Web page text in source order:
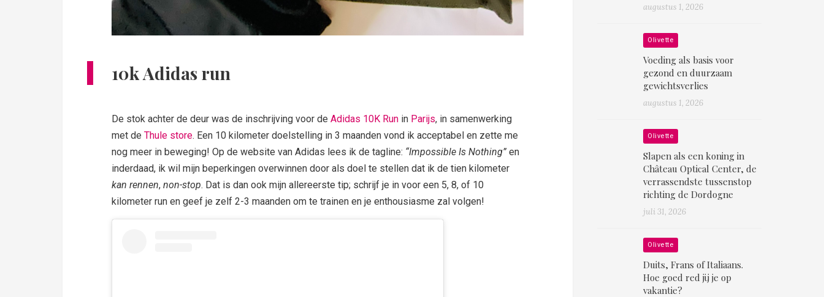
10k Adidas run
De stok achter de deur was de inschrijving voor de Adidas 10K Run in Parijs, in samenwerking
met de Thule store. Een 10 kilometer doelstelling in 3 maanden vond ik acceptabel en zette me
nog meer in beweging! Op de website van Adidas lees ik de tagline: “Impossible Is Nothing” en
inderdaad, ik wil mijn beperkingen overwinnen door als doel te stellen dat ik de tien kilometer
kan rennen, non-stop. Dat is dan ook mijn allereerste tip; schrijf je in voor een 5, 8, of 10
kilometer run en geef je zelf 2-3 maanden om te trainen en je enthousiasme zal volgen!
augustus 1, 2026
Olivette
Voeding als basis voor
gezond en duurzaam
gewichtsverlies
augustus 1, 2026
Olivette
Slapen als een koning in
Château Optical Center, de
verrassendste tussenstop
richting de Dordogne
juli 31, 2026
Olivette
Duits, Frans of Italiaans.
Hoe goed red jij je op
vakantie?